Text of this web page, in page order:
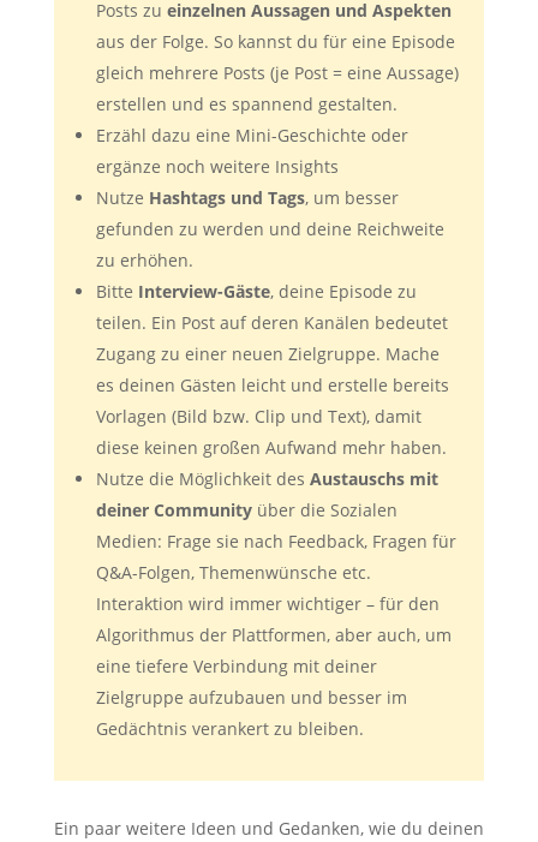
Posts zu einzelnen Aussagen und Aspekten
aus der Folge. So kannst du für eine Episode
gleich mehrere Posts (je Post = eine Aussage)
erstellen und es spannend gestalten.
Erzähl dazu eine Mini-Geschichte oder
ergänze noch weitere Insights
Nutze Hashtags und Tags, um besser
gefunden zu werden und deine Reichweite
zu erhöhen.
Bitte Interview-Gäste, deine Episode zu
teilen. Ein Post auf deren Kanälen bedeutet
Zugang zu einer neuen Zielgruppe. Mache
es deinen Gästen leicht und erstelle bereits
Vorlagen (Bild bzw. Clip und Text), damit
diese keinen großen Aufwand mehr haben.
Nutze die Möglichkeit des Austauschs mit
deiner Communityüber die Sozialen
Medien: Frage sie nach Feedback, Fragen für
Q&A-Folgen, Themenwünsche etc.
Interaktion wird immer wichtiger – für den
Algorithmus der Plattformen, aber auch, um
eine tiefere Verbindung mit deiner
Zielgruppe aufzubauen und besser im
Gedächtnis verankert zu bleiben.
Ein paar weitere Ideen und Gedanken, wie du deinen